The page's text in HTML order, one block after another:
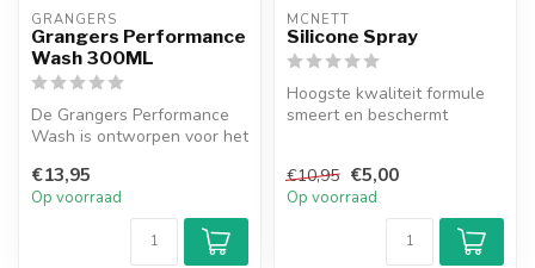
GRANGERS
Grangers Performance
Wash 300ML
De Grangers Performance
Wash is ontworpen voor het
o...
€13,95
Op voorraad
MCNETT
Silicone Spray
Hoogste kwaliteit formule
smeert en beschermt
€10,95 €5,00
Op voorraad